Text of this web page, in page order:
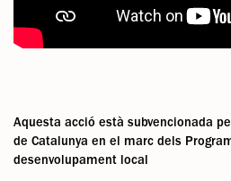
Aquesta acció està subvencionada
de Catalunya en el marc dels
desenvolupament local